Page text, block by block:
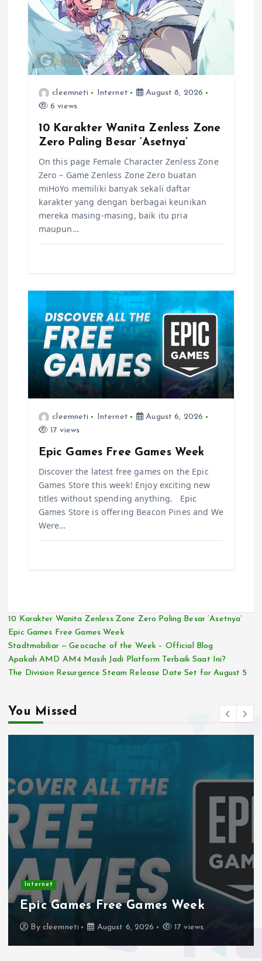
g
a
t
cleemneti Internet
August 8, 2026
6 views
10 Karakter Wanita Zenless Zone
Zero Paling Besar ‘Asetnya’
On this page Female Character Zenless Zone
Zero – Game Zenless Zone Zero buatan
miHoYo memiliki banyak sekali daftar
karakter yang dengan berbagai keunikan
mereka masing-masing, baik itu pria
maupun…
cleemneti Internet
August 6, 2026
17 views
Epic Games Free Games Week
Discover the latest free games on the Epic
Games Store this week! Enjoy exciting new
titles without spending anything. Epic
Games Store is offering Beacon Pines and We
Were…
10 Karakter Wanita Zenless Zone Zero Paling Besar ‘Asetnya’
Epic Games Free Games Week
Stadtmobiliar — Geocache of the Week – Official Blog
Apakah AMD AM4 Masih Jadi Platform Terbaik Saat Ini?
The Division Resurgence Steam Release Date Set for August 5
You Missed
Internet
Stadtmobiliar — Geocache of the
Week – Official Blog
By cleemneti August 4, 2026 21 views